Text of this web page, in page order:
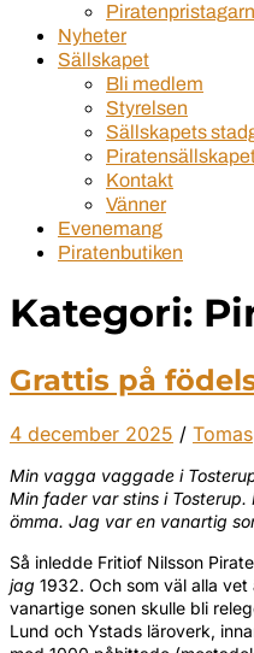
Nyheter
Sällskapet
Bli medlem
Styrelsen
Sällskapets
Kontakt
Vänner
Evenemang
Piratenbutiken
Kategori:
Grattis på
4 december 2025 / Tomas
Min vagga vaggade i
Min fader var stins i
ömma. Jag var en vanartig
Så inledde Fritiof Nilsson
jag 1932. Och som väl alla
vanartige sonen skulle bli
Lund och Ystads läroverk,